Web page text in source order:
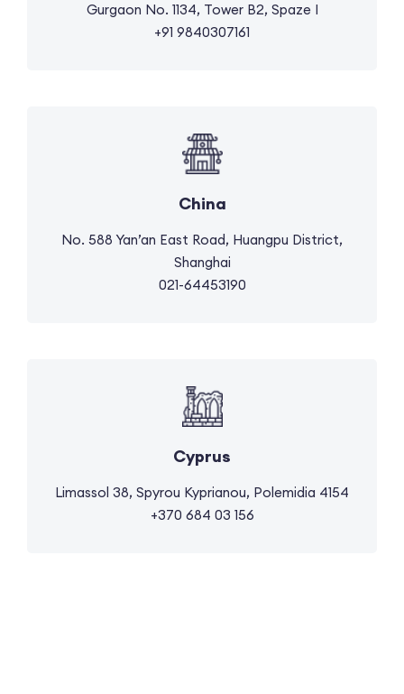
Gurgaon No. 1134, Tower B2, Spaze I
+91 9840307161
China
No. 588 Yan’an East Road, Huangpu District,
Shanghai
021-64453190
Cyprus
Limassol 38, Spyrou Kyprianou, Polemidia 4154
+370 684 03 156